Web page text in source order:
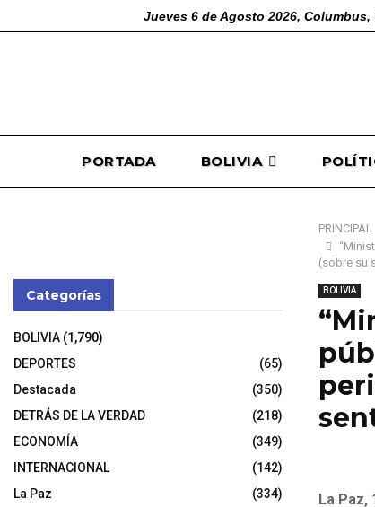
Jueves 6 de Agosto 2026, Columbus,
PORTADA BOLIVIA
PRINCIPAL
(sobre su
BOLIVIA
La Paz,
Categorías
BOLIVIA (1,790)
DEPORTES
(65)
Destacada
(350)
DETRÁS DE LA VERDAD
(218)
ECONOMÍA
(349)
INTERNACIONAL
(142)
La Paz
(334)